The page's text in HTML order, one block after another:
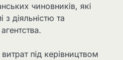
чиновників, які
діяльністю та
під керівництвом